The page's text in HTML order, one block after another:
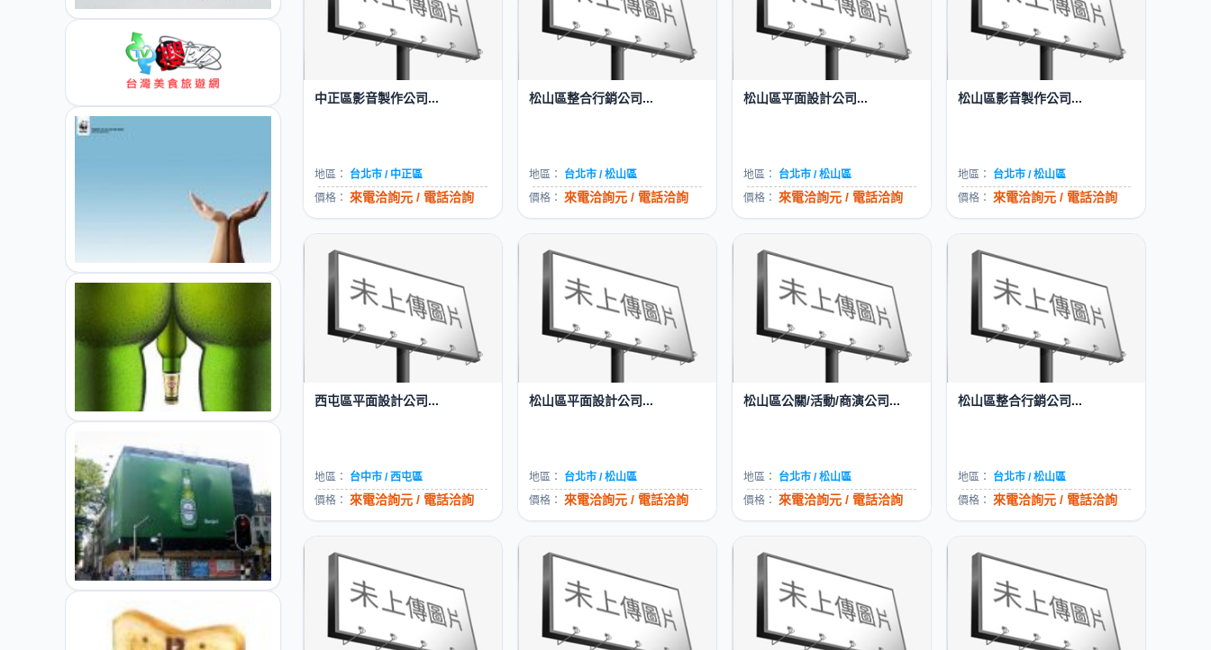
中正區影音製作公司...
地區：
台北市 / 中正區
價格： 來電洽詢元 / 電話洽詢
松山區整合行銷公司...
地區：
台北市 / 松山區
價格： 來電洽詢元 / 電話洽詢
松山區平面設計公司...
地區：
台北市 / 松山區
價格： 來電洽詢元 / 電話洽詢
松山區影音製作公司...
地區：
台北市 / 松山區
價格： 來電洽詢元 / 電話洽詢
西屯區平面設計公司...
地區：
台中市 / 西屯區
價格： 來電洽詢元 / 電話洽詢
松山區平面設計公司...
地區：
台北市 / 松山區
價格： 來電洽詢元 / 電話洽詢
松山區公關/活動/商演公司...
地區：
台北市 / 松山區
價格： 來電洽詢元 / 電話洽詢
松山區整合行銷公司...
地區：
台北市 / 松山區
價格： 來電洽詢元 / 電話洽詢